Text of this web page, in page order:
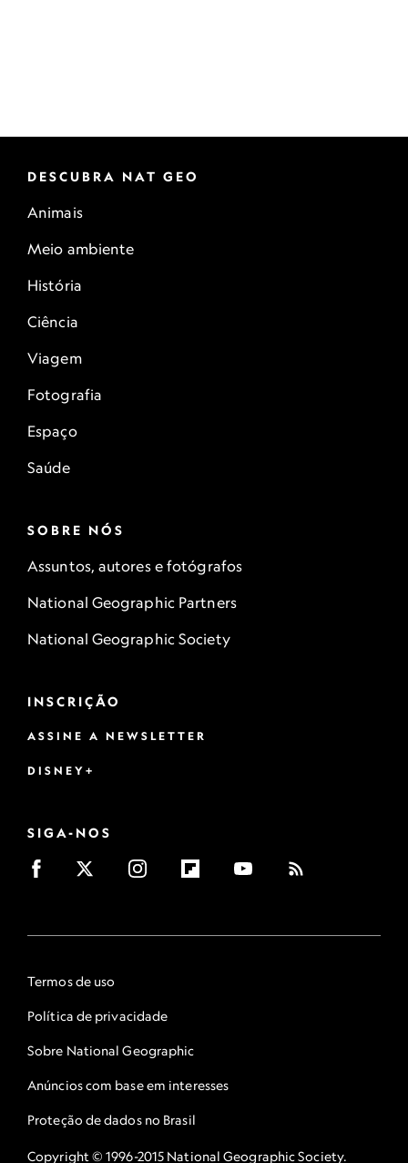
DESCUBRA NAT GEO
Animais
Meio ambiente
História
Ciência
Viagem
Fotografia
Espaço
Saúde
SOBRE NÓS
Assuntos, autores e fotógrafos
National Geographic Partners
National Geographic Society
INSCRIÇÃO
ASSINE A NEWSLETTER
DISNEY+
SIGA-NOS
Termos de uso
Política de privacidade
Sobre National Geographic
Anúncios com base em interesses
Proteção de dados no Brasil
Copyright © 1996-2015 National Geographic Society.